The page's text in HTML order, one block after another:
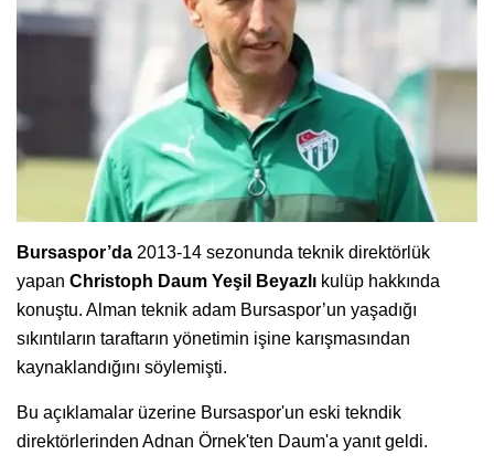
Bursaspor’da 2013-14 sezonunda teknik direktörlük
yapan Christoph Daum Yeşil Beyazlı kulüp hakkında
konuştu. Alman teknik adam Bursaspor’un yaşadığı
sıkıntıların taraftarın yönetimin işine karışmasından
kaynaklandığını söylemişti.
Bu açıklamalar üzerine Bursaspor'un eski tekndik
direktörlerinden Adnan Örnek'ten Daum'a yanıt geldi.